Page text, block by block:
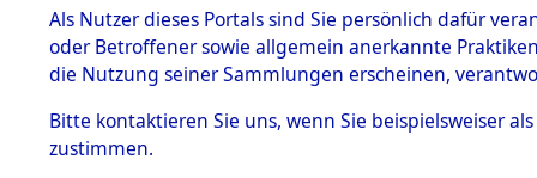
Inhaftierungsdoku
mente
1.2.9 Beim ITS
verwahrte
1.2.9.1
Effekten aus
Als Nutzer dieses Portals sind Sie persönlich dafür
oder Betroffener sowie allgemein anerkannte
die Nutzung seiner Sammlungen erscheinen,
Bitte kontaktieren Sie uns, wenn Sie beispielsweiser
zustimmen.